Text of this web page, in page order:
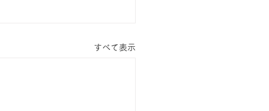
すべて表示